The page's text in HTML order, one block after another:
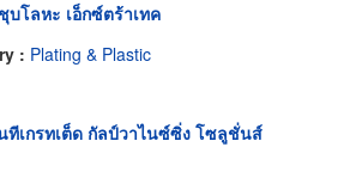
บโลหะ เอ็กซ์ตร้าเทค
: Plating & Plastic
ทีเกรทเต็ด กัลป์วาไนซ์ซิ่ง โซลูชั่นส์